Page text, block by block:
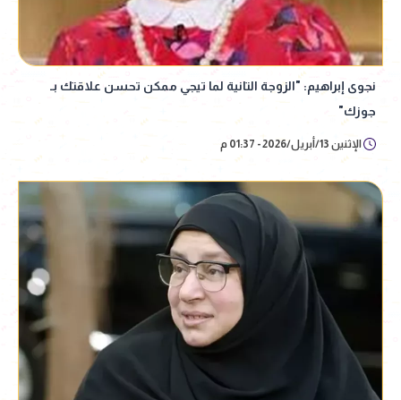
نجوى إبراهيم: "الزوجة التانية لما تيجي ممكن تحسن علاقتك بـ
جوزك"
الإثنين 13/أبريل/2026 - 01:37 م